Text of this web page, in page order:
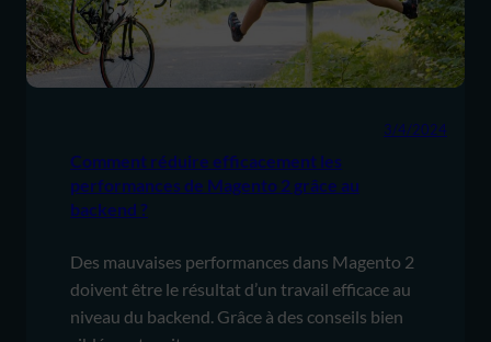
3/4/2024
Comment réduire efficacement les
performances de Magento 2 grâce au
backend ?
Des mauvaises performances dans Magento 2
doivent être le résultat d’un travail efficace au
niveau du backend. Grâce à des conseils bien